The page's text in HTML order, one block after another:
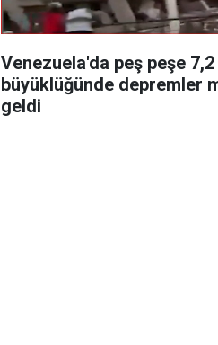
Venezuela'da peş peşe
büyüklüğünde depremler
geldi